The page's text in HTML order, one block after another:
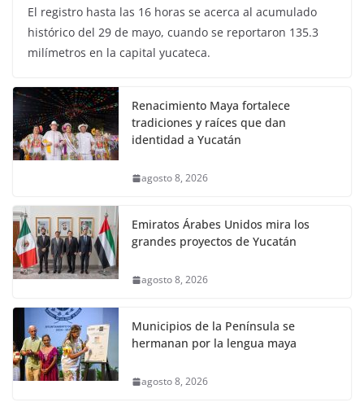
El registro hasta las 16 horas se acerca al acumulado
histórico del 29 de mayo, cuando se reportaron 135.3
milímetros en la capital yucateca.
Renacimiento Maya fortalece
tradiciones y raíces que dan
identidad a Yucatán
agosto 8, 2026
Emiratos Árabes Unidos mira los
grandes proyectos de Yucatán
agosto 8, 2026
Municipios de la Península se
hermanan por la lengua maya
agosto 8, 2026